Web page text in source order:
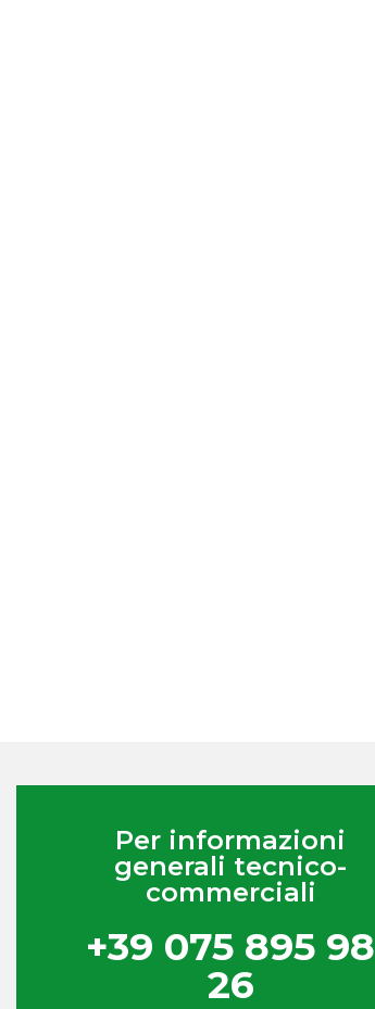
Per informazioni
generali tecnico-
commerciali
+39 075 895 98
26